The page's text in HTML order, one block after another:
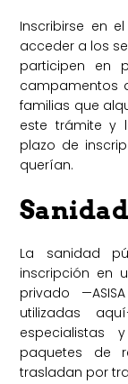
Inscribirse en
acceder a los
participen en
campamentos
familias que
este trámite y
plazo de
querían.
Sanidad
La sanidad
inscripción en
privado
utilizadas
paquetes de
trasladan por